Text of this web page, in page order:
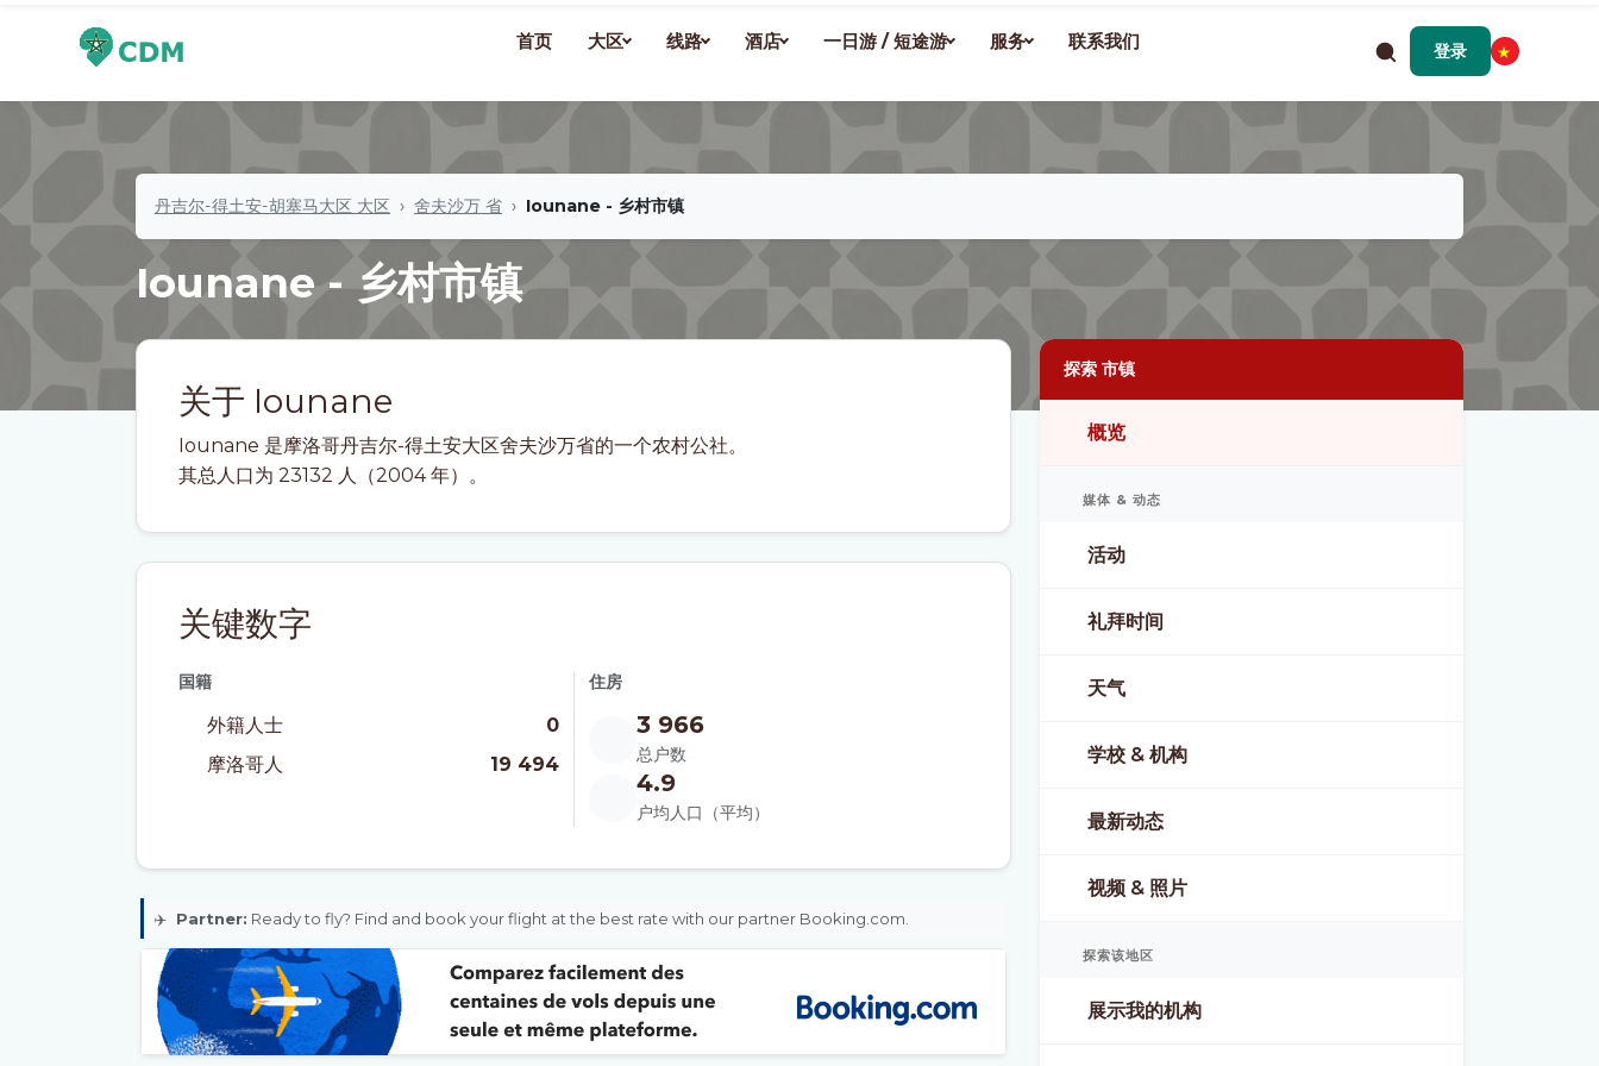
首页 大区 线路 酒店 一日游 / 短途游 服务 联系我们 登录
丹吉尔-得土安-胡塞马大区 大区 舍夫沙万 省 Iounane - 乡村市镇
Iounane - 乡村市镇
关于 Iounane
Iounane 是摩洛哥丹吉尔-得土安大区舍夫沙万省的一个农村公社。
其总人口为 23132 人（2004 年）。
关键数字
国籍
外籍人士
0
摩洛哥人
19 494
住房
3 966
总户数
4.9
户均人口（平均）
✈️ Partner: Ready to fly? Find and book your flight at the best rate with our partner Booking.com.
探索 市镇
概览
媒体 & 动态
活动
礼拜时间
天气
学校 & 机构
最新动态
视频 & 照片
探索该地区
展示我的机构